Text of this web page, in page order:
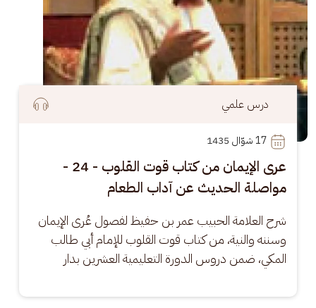
درس علمي
17
عرى الإيمان من كتاب قوت القلوب - 24 -
مواصلة الحديث عن آداب الطعام
شرح العلامة الحبيب عمر بن حفيظ لفصول عُرى الإيمان
وسننه والنية، من كتاب قوت القلوب للإمام أبي طالب
المكي، ضمن دروس الدورة التعليمية العشرين بدار